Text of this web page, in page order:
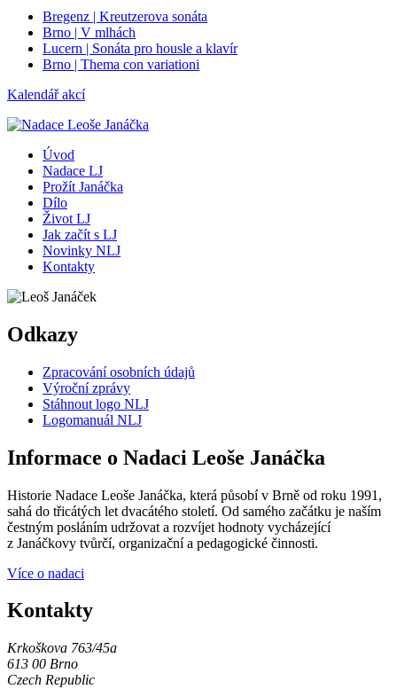
Bregenz | Kreutzerova sonáta
Brno | V mlhách
Lucern | Sonáta pro housle a klavír
Brno | Thema con variationi
Kalendář akcí
Úvod
Nadace LJ
Prožít Janáčka
Dílo
Život LJ
Jak začít s LJ
Novinky NLJ
Kontakty
Odkazy
Zpracování osobních údajů
Výroční zprávy
Stáhnout logo NLJ
Logomanuál NLJ
Informace o Nadaci Leoše Janáčka
Historie Nadace Leoše Janáčka, která působí v Brně od roku 1991,
sahá do třicátých let dvacátého století. Od samého začátku je naším
čestným posláním udržovat a rozvíjet hodnoty vycházející
z Janáčkovy tvůrčí, organizační a pedagogické činnosti.
Více o nadaci
Kontakty
Krkoškova 763/45a
613 00 Brno
Czech Republic